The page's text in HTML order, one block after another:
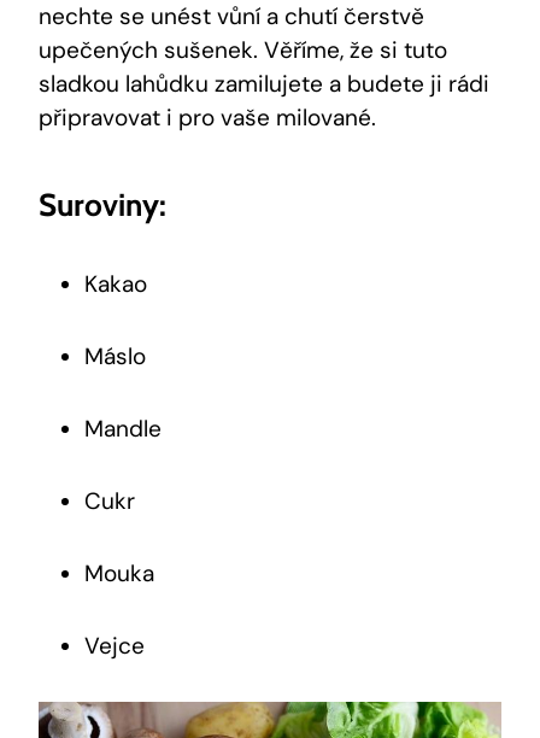
nechte se unést vůní a ⁢chutí čerstvě
upečených ​sušenek. Věříme, že ⁢si tuto‍
sladkou lahůdku⁤ zamilujete a ​budete‍ ji rádi
připravovat i pro vaše ⁤milované.
Suroviny:
Kakao
Máslo
Mandle
Cukr
Mouka
Vejce